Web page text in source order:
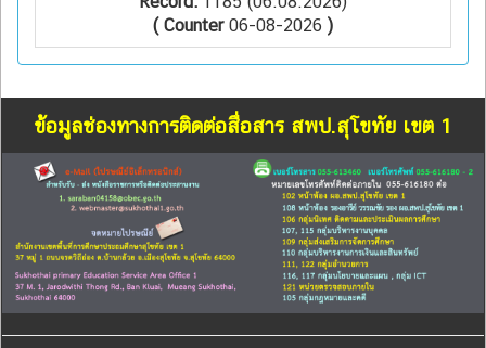
( Counter06-08-2026 )
ข้อมูลช่องทางการติดต่อสื่อสาร สพป.สุโขทัย เขต 1